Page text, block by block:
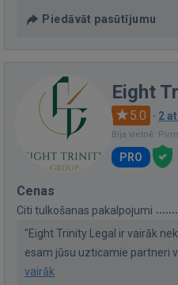
Piedāvāt pasūtījumu
Eight
5.0 · 2
Bija vietnē:
PRO
Cenas
Citi tulkošanas pakalpojumi
"Eight Trinity Legal ir vairāk
esam jūsu uzticamie partneri
vairāk